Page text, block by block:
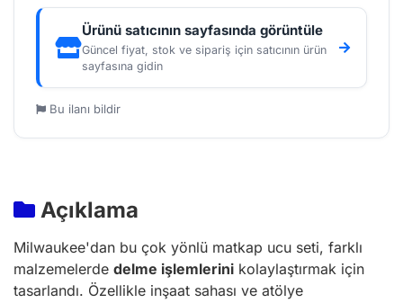
Ürünü satıcının sayfasında görüntüle
Güncel fiyat, stok ve sipariş için satıcının ürün
sayfasına gidin
Bu ilanı bildir
Açıklama
Milwaukee'dan bu çok yönlü matkap ucu seti, farklı
malzemelerde delme işlemlerini kolaylaştırmak için
tasarlandı. Özellikle inşaat sahası ve atölye